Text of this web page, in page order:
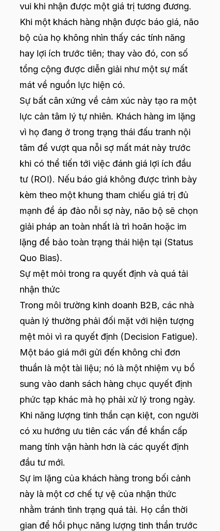
vui khi nhận được một giá trị tương đương.
Khi một khách hàng nhận được báo giá, não
bộ của họ không nhìn thấy các tính năng
hay lợi ích trước tiên; thay vào đó, con số
tổng cộng được diễn giải như một sự mất
mát về nguồn lực hiện có.
Sự bất cân xứng về cảm xúc này tạo ra một
lực cản tâm lý tự nhiên. Khách hàng im lặng
vì họ đang ở trong trạng thái đấu tranh nội
tâm để vượt qua nỗi sợ mất mát này trước
khi có thể tiến tới việc đánh giá lợi ích đầu
tư (ROI). Nếu báo giá không được trình bày
kèm theo một khung tham chiếu giá trị đủ
mạnh để áp đảo nỗi sợ này, não bộ sẽ chọn
giải pháp an toàn nhất là trì hoãn hoặc im
lặng để bảo toàn trạng thái hiện tại (Status
Quo Bias).
Sự mệt mỏi trong ra quyết định và quá tải
nhận thức
Trong môi trường kinh doanh B2B, các nhà
quản lý thường phải đối mặt với hiện tượng
mệt mỏi vì ra quyết định (Decision Fatigue).
Một báo giá mới gửi đến không chỉ đơn
thuần là một tài liệu; nó là một nhiệm vụ bổ
sung vào danh sách hàng chục quyết định
phức tạp khác mà họ phải xử lý trong ngày.
Khi năng lượng tinh thần cạn kiệt, con người
có xu hướng ưu tiên các vấn đề khẩn cấp
mang tính vận hành hơn là các quyết định
đầu tư mới.
Sự im lặng của khách hàng trong bối cảnh
này là một cơ chế tự vệ của nhận thức
nhằm tránh tình trạng quá tải. Họ cần thời
gian để hồi phục năng lượng tinh thần trước